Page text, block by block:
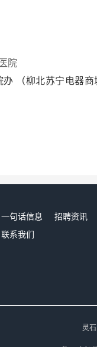
院
（柳北苏宁电器商
一句话信息 招聘资讯
联系我们
灵